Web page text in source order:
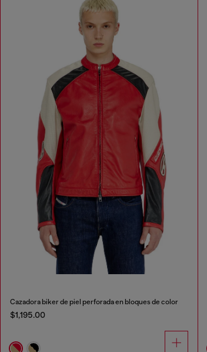
Cazadora biker de piel perforada en bloques de color
$1,195.00